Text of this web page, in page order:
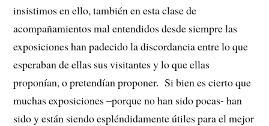
insistimos en ello, también en esta clase de
acompañamientos mal entendidos desde siempre las
exposiciones han padecido la discordancia entre lo que
esperaban de ellas sus visitantes y lo que ellas
proponían, o pretendían proponer. Si bien es cierto que
muchas exposiciones –porque no han sido pocas- han
sido y están siendo espléndidamente útiles para el mejor